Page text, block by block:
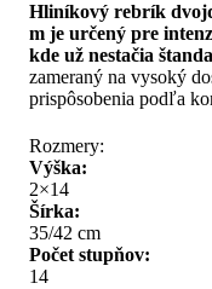
Hliníkový rebrík
m je určený pre
kde už nestačia
zameraný na vysoký
prispôsobenia podľa
Rozmery:
Výška:
2×14
Šírka:
35/42 cm
Počet stupňov:
14